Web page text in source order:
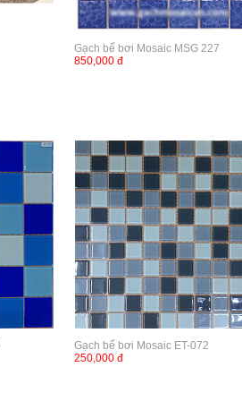
Gạch bể bơi Mosaic MSG 227
850,000 đ
Gạch bể bơi Mosaic ET-072
250,000 đ